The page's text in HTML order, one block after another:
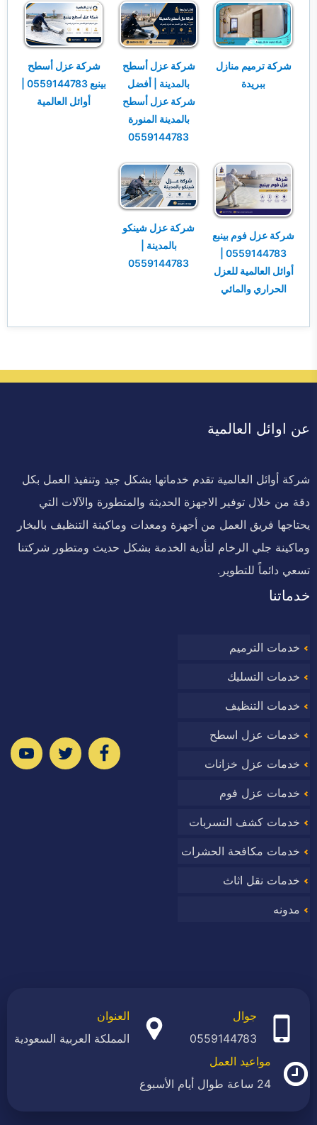
شركة ترميم منازل
ببريدة
شركة عزل أسطح
بالمدينة | أفضل
شركة عزل أسطح
بالمدينة المنورة
0559144783
شركة عزل أسطح
بينبع 0559144783 |
أوائل العالمية
شركة عزل فوم بينبع
0559144783 |
أوائل العالمية للعزل
الحراري والمائي
شركة عزل شينكو
بالمدينة |
0559144783
عن اوائل العالمية
شركة أوائل العالمية تقدم خدماتها بشكل جيد وتنفيذ العمل بكل
دقة من خلال توفير الاجهزة الحديثة والمتطورة والآلات التي
يحتاجها فريق العمل من أجهزة ومعدات وماكينة التنظيف بالبخار
وماكينة جلي الرخام لتأدية الخدمة بشكل حديث ومتطور شركتنا
تسعي دائماً للتطوير.
خدماتنا
خدمات الترميم
خدمات التسليك
خدمات التنظيف
خدمات عزل اسطح
خدمات عزل خزانات
خدمات عزل فوم
خدمات كشف التسربات
خدمات مكافحة الحشرات
خدمات نقل اثاث
مدونه
جوال
0559144783
العنوان
المملكة العربية السعودية
مواعيد العمل
24 ساعة طوال أيام الأسبوع